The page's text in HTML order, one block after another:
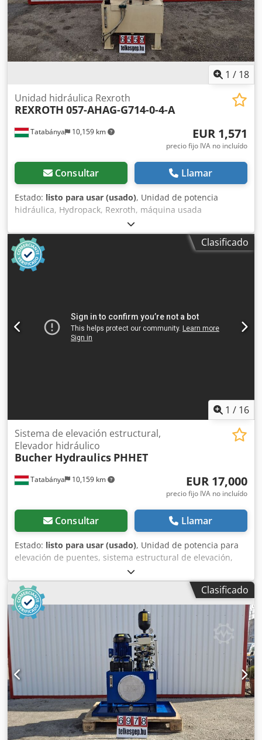
1 / 18
Tatabánya 10,159 km
Unidad hidráulica Rexroth
REXROTH 057-AHAG-G714-0-4-A
EUR 1,571
precio fijo IVA no incluído
Consultar Llamar
Estado: listo para usar (usado), Unidad de potencia
hidráulica, Hydropack, Rexroth, máquina usada
Fabricante: Rexroth Tipo: 057-AHAG-G714-0-4-A
Dimensiones: 870 x 750 x 1570 mm Capacidad del tanque:
160 litros Dodpev Dgtmsfx Ahbewa Tipo de bomba:
Rexroth PV7-1A/16, 160 bar Datos eléctricos: Motor ABB
380-420/220-240 V; 50 Hz; 1,2/2,1 A Número de válvulas: 14
Clasificado
1 / 16
Tatabánya 10,159 km
Sistema de elevación estructural,
Elevador hidráulico
Bucher Hydraulics PHHET
EUR 17,000
precio fijo IVA no incluído
Consultar Llamar
Estado: listo para usar (usado), Unidad de potencia para
elevación de puentes, sistema estructural de elevación,
unidad hidráulica de elevación, cilindro hidráulico de 1000
toneladas, máquina usada Fabricante: Bucher Hydraulics
Tipo: QX24-008R ; PHHET Dimensiones totales: Ancho: 1420
mm Fondo: 860 mm Altura: 1770 mm Presión de trabajo:
350 bar Dwjdpfoyr Ihrex Ahbea Año de fabricación: 2017
Peso: 850 kg Datos eléctricos: 400 V; 11 kW; 20 A Cilindros
hidráulicos: 1. Dimensiones totales: 900 x 900 x 485 mm
Peso: 1400 kg Fabricante: Schiess Defries Presión de
trabajo: 450 bar Capacidad de carga: 1000 toneladas
Diámetro: 710 mm 2. Dimensiones totales: 900 x 900 x 485
mm Peso: 1400 kg Fabricante: Schiess Defries Presión de
trabajo: 450 bar Capacidad de carga: 1000 toneladas
Diámetro: 710 mm
Clasificado